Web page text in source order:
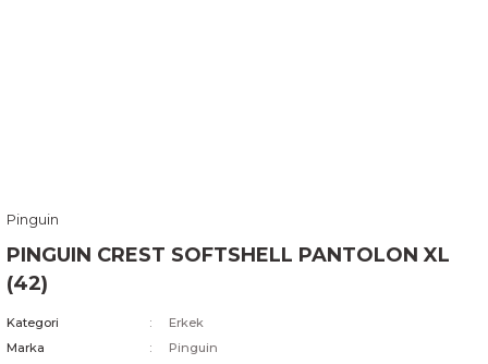
Pinguin
PINGUIN CREST SOFTSHELL PANTOLON XL
(42)
Kategori
Erkek
Marka
Pinguin